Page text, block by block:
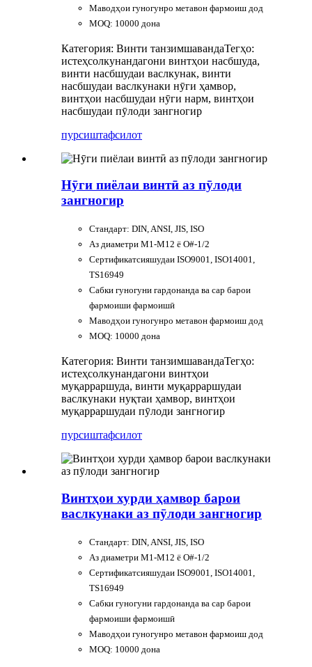
Маводҳои гуногунро метавон фармоиш дод
MOQ: 10000 дона
Категория: Винти танзимшавандаТегҳо:
истеҳсолкунандагони винтҳои насбшуда,
винти насбшудаи васлкунак, винти
насбшудаи васлкунаки нӯги ҳамвор,
винтҳои насбшудаи нӯги нарм, винтҳои
насбшудаи пӯлоди зангногир
пурсиштафсилот
Нӯги пиёлаи винтӣ аз пӯлоди
зангногир
Стандарт: DIN, ANSI, JIS, ISO
Аз диаметри M1-M12 ё O#-1/2
Сертификатсияшудаи ISO9001, ISO14001,
TS16949
Сабки гуногуни гардонанда ва сар барои
фармоиши фармоишӣ
Маводҳои гуногунро метавон фармоиш дод
MOQ: 10000 дона
Категория: Винти танзимшавандаТегҳо:
истеҳсолкунандагони винтҳои
муқарраршуда, винти муқарраршудаи
васлкунаки нуқтаи ҳамвор, винтҳои
муқарраршудаи пӯлоди зангногир
пурсиштафсилот
Винтҳои хурди ҳамвор барои
васлкунаки аз пӯлоди зангногир
Стандарт: DIN, ANSI, JIS, ISO
Аз диаметри M1-M12 ё O#-1/2
Сертификатсияшудаи ISO9001, ISO14001,
TS16949
Сабки гуногуни гардонанда ва сар барои
фармоиши фармоишӣ
Маводҳои гуногунро метавон фармоиш дод
MOQ: 10000 дона